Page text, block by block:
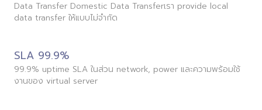
Data Transfer Domestic Data Transferเรา provide local
data transfer ให้แบบไม่จำกัด
SLA 99.9%
99.9% uptime SLA ในส่วน network, power และความพร้อมใช้
งานของ virtual server